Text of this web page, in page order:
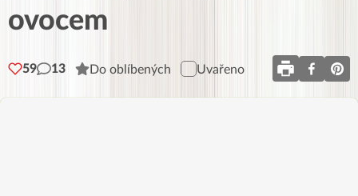
ovocem
59 13 Do oblíbených Uvařeno